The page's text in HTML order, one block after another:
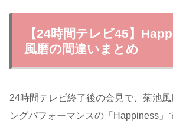
【24時間テレビ45】
風磨の間違いまとめ
24時間テレビ終了後の会見で、菊池
ングパフォーマンスの「Happiness」